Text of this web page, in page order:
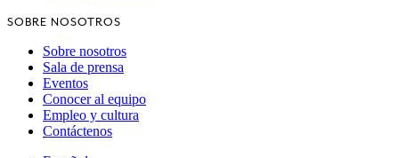
SOBRE NOSOTROS
Sobre nosotros
Sala de prensa
Eventos
Conocer al equipo
Empleo y cultura
Contáctenos